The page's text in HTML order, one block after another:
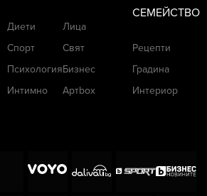
Диети
Спорт
Психология
Интимно
Лица
Свят
Бизнес
Артbox
СЕМЕЙСТВО
Рецепти
Градина
Интериор